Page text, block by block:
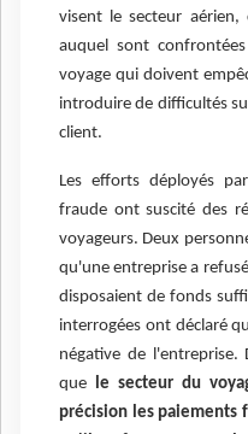
visent le secteur
auquel sont
voyage qui doivent
introduire de difficultés
client.
Les efforts déployés
fraude ont suscité des
voyageurs. Deux
qu'une entreprise a
disposaient de fonds
interrogées ont déclaré
négative de l'entreprise.
que le secteur du
précision les paiements